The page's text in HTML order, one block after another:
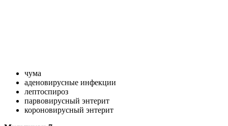
чума
аденовирусные инфекции
лептоспироз
парвовирусный энтерит
короновирусный энтерит